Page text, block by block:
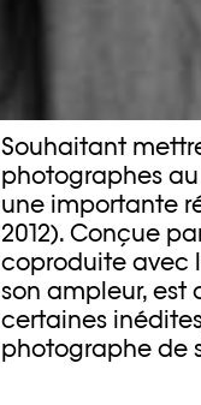
Souhaitant
photographes au
une importante
2012). Conçue
coproduite avec
son ampleur, est
certaines
photographe de